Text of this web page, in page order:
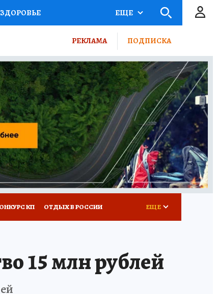
ЗДОРОВЬЕ
ПУТЕВОДИТЕЛЬ
ТУРИЗМ
ВСЕ О КП РАДИО КП
ЕЩЕ
РЕКЛАМА ПОДПИСКА
КП ОТДЫХ В РОССИИ ЕЩЕ
15 млн рублей